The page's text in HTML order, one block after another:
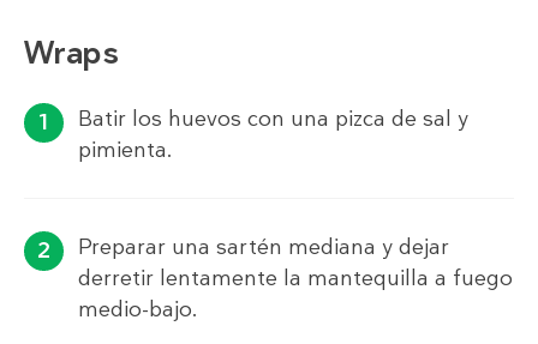
Wraps
Batir los huevos con una pizca de sal y
pimienta.
Preparar una sartén mediana y dejar
derretir lentamente la mantequilla a fuego
medio-bajo.